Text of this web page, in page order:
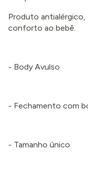
Produto
conforto ao bebê.
- Body Avulso
- Fechamento com
- Tamanho único